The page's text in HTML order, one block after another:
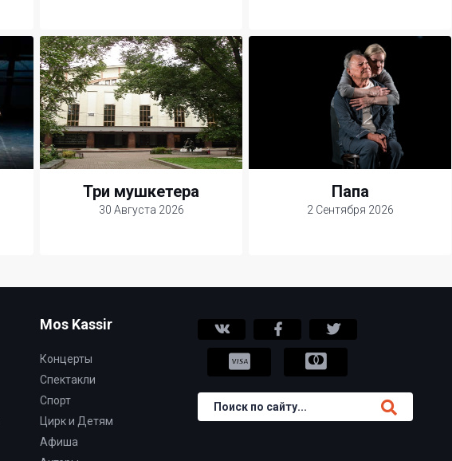
Три мушкетера
30 Августа 2026
Папа
2 Сентября 2026
Mos Kassir
Концерты
Спектакли
Спорт
Цирк и Детям
Афиша